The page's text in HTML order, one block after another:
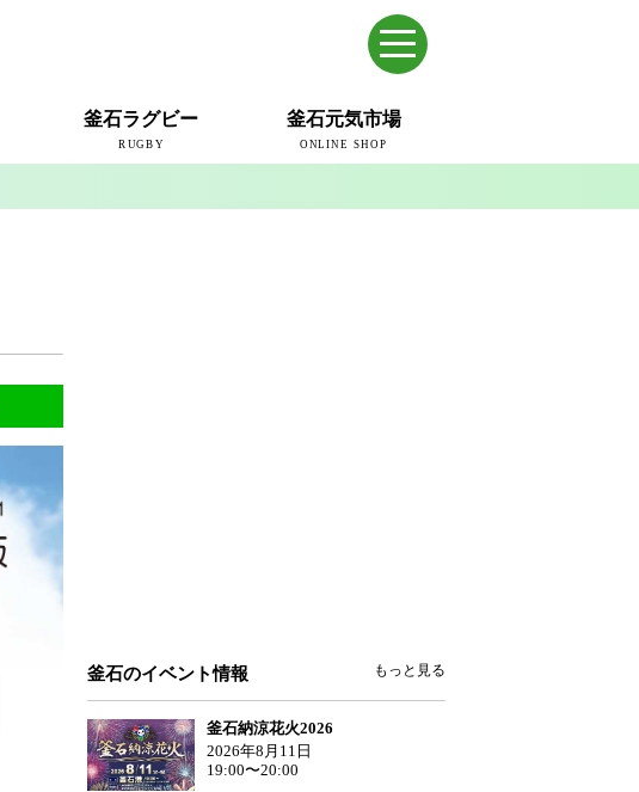
釜石ラグビー
RUGBY
釜石元気市場
ONLINE SHOP
釜石のイベント情報 もっと見る
釜石納涼花火2026
2026年8月11日
19:00〜20:00